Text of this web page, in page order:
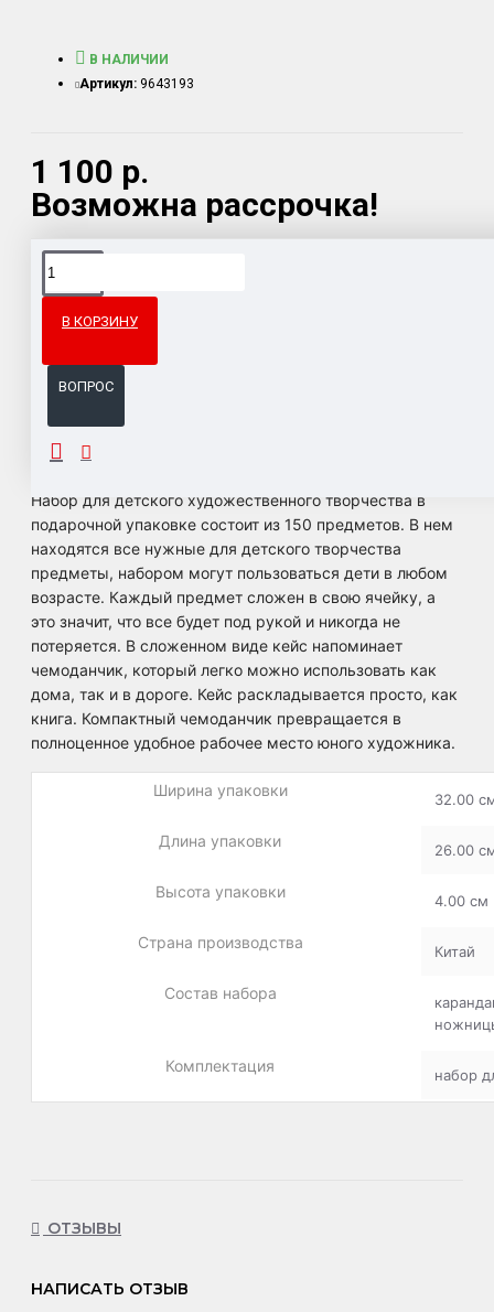
1 100 р.
Возможна рассрочка!
В НАЛИЧИИ
Артикул: 9643193
В КОРЗИНУ
ВОПРОС
Доставка товара по всему Таможенному союзу.
ОПИСАНИЕ
Набор для детского художественного творчества в
подарочной упаковке состоит из 150 предметов. В нем
находятся все нужные для детского творчества
предметы, набором могут пользоваться дети в любом
возрасте. Каждый предмет сложен в свою ячейку, а
это значит, что все будет под рукой и никогда не
потеряется. В сложенном виде кейс напоминает
чемоданчик, который легко можно использовать как
дома, так и в дороге. Кейс раскладывается просто, как
книга. Компактный чемоданчик превращается в
полноценное удобное рабочее место юного художника.
Ширина упаковки 32.00
Длина упаковки 26.00
Высота упаковки 4.00 см
Страна производства Китай
Состав набора
Комплектация набор
ОТЗЫВЫ
НАПИСАТЬ ОТЗЫВ